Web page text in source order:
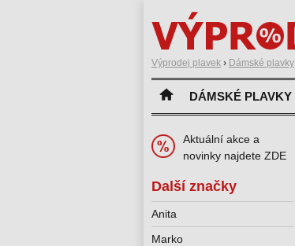
Výprodej plavek › Dámské plavky
DÁMSKÉ PLAVKY
Aktuální akce a
novinky najdete ZDE
Další značky
Anita
Marko